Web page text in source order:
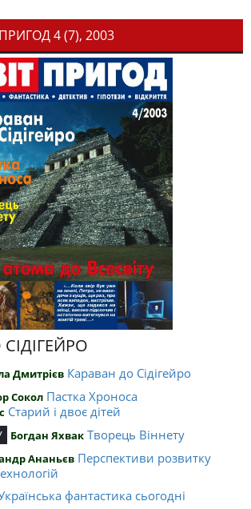
4 (7), 2003
Дмитрієв Караван до Сідігейро
Сокол Пастка Хроноса
Старий і двоє дітей
Богдан Яхвак Творець Віннету
Ананьєв Перспективи розвитку
фантастика сьогодні